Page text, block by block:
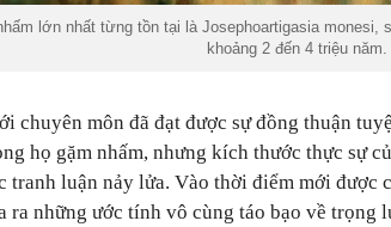
lớn nhất từng tồn tại là Josephoartigasia
khoảng 2 đến 4 triệu năm.
chuyên môn đã đạt được sự đồng thuận
họ gặm nhấm, nhưng kích thước thực sự
tranh luận nảy lửa. Vào thời điểm mới được
ra những ước tính vô cùng táo bạo về trọng